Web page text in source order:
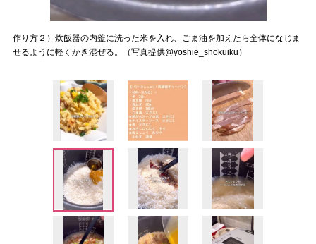
作り方２）炊飯器の内釜に洗った米を入れ、ごま油を加えたら全体になじま
せるように軽くかき混ぜる。（写真提供@yoshie_shokuiku）